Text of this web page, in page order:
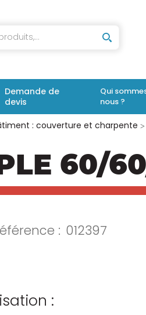
Demande de
devis
Qui
nous ?
: couverture et charpente
60/
: 012397
: